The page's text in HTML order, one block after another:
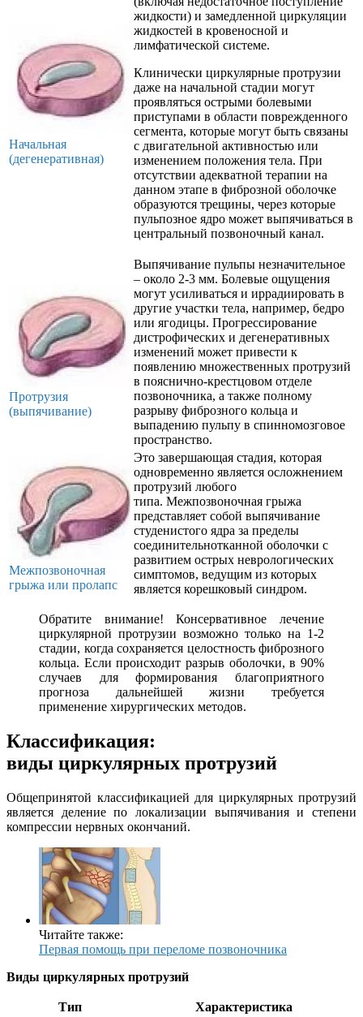
Начальная
(дегенеративная)
жидкости) и замедленной циркуляции
жидкостей в кровеносной и
лимфатической системе.
Клинически циркулярные протрузии
даже на начальной стадии могут
проявляться острыми болевыми
приступами в области поврежденного
сегмента, которые могут быть связаны
с двигательной активностью или
изменением положения тела. При
отсутствии адекватной терапии на
данном этапе в фиброзной оболочке
образуются трещины, через которые
пульпозное ядро может выпячиваться в
центральный позвоночный канал.
Протрузия
(выпячивание)
Выпячивание пульпы незначительное
– около 2-3 мм. Болевые ощущения
могут усиливаться и иррадиировать в
другие участки тела, например, бедро
или ягодицы. Прогрессирование
дистрофических и дегенеративных
изменений может привести к
появлению множественных протрузий
в пояснично-крестцовом отделе
позвоночника, а также полному
разрыву фиброзного кольца и
выпадению пульпу в спинномозговое
пространство.
Межпозвоночная
грыжа или пролапс
Это завершающая стадия, которая
одновременно является осложнением
протрузий любого
типа. Межпозвоночная грыжа
представляет собой выпячивание
студенистого ядра за пределы
соединительнотканной оболочки с
развитием острых неврологических
симптомов, ведущим из которых
является корешковый синдром.
Обратите внимание! Консервативное лечение
циркулярной протрузии возможно только на 1-2
стадии, когда сохраняется целостность фиброзного
кольца. Если происходит разрыв оболочки, в 90%
случаев для формирования благоприятного
прогноза дальнейшей жизни требуется
применение хирургических методов.
Классификация:
виды циркулярных протрузий
Общепринятой классификацией для циркулярных протрузий
является деление по локализации выпячивания и степени
компрессии нервных окончаний.
Читайте также:
Первая помощь при переломе позвоночника
Виды циркулярных протрузий
Тип Характеристика